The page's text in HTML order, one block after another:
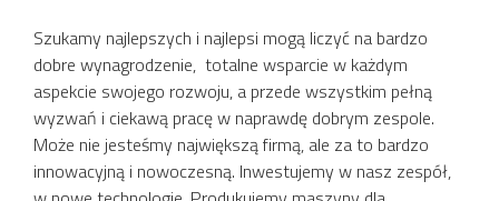
Szukamy najlepszych i najlepsi mogą liczyć na bardzo
dobre wynagrodzenie, totalne wsparcie w każdym
aspekcie swojego rozwoju, a przede wszystkim pełną
wyzwań i ciekawą pracę w naprawdę dobrym zespole.
Może nie jesteśmy największą firmą, ale za to bardzo
innowacyjną i nowoczesną. Inwestujemy w nasz zespół,